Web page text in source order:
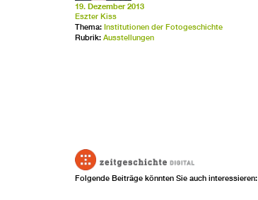
19. Dezember 2013
Eszter Kiss
Thema: Institutionen der Fotogeschichte
Rubrik: Ausstellungen
Folgende Beiträge könnten Sie auch interessieren: